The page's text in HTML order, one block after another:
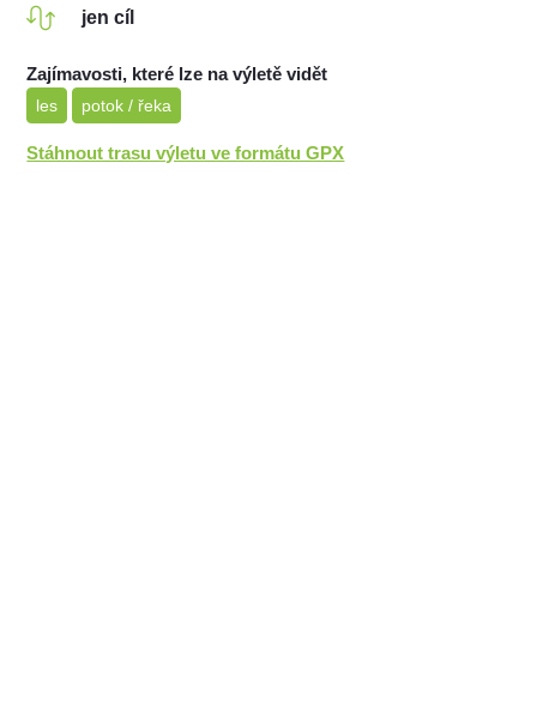
jen cíl
Zajímavosti, které lze na výletě vidět
les potok / řeka
Stáhnout trasu výletu ve formátu GPX